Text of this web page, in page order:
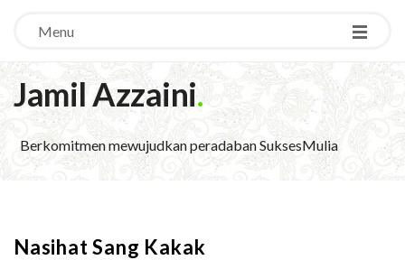
Menu
Jamil Azzaini.
Berkomitmen mewujudkan peradaban SuksesMulia
Nasihat Sang Kakak